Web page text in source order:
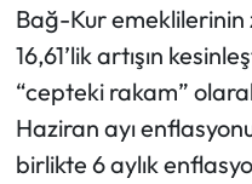
Bağ-Kur emeklilerinin
16,61’lik artışın
“cepteki rakam”
Haziran ayı
birlikte 6 aylık